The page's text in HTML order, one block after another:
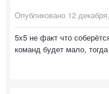
Опубликовано 12
5х5 не факт что
команд будет мало,